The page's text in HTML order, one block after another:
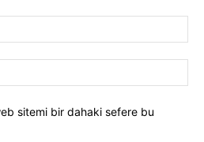
sitemi bir dahaki sefere bu